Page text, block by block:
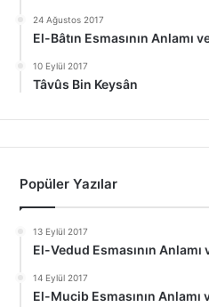
24 Ağustos 2017
El-Bâtın Esmasının Anlamı
10 Eylül 2017
Tâvûs Bin Keysân
Popüler Yazılar
13 Eylül 2017
El-Vedud Esmasının Anlamı
14 Eylül 2017
El-Mucib Esmasının Anlamı